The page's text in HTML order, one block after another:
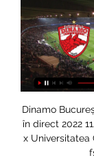
Dinamo
în direct 2022
x Universitatea